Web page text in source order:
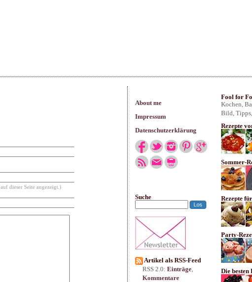
About me
Impressum
Datenschutzerklärung
Suche
Artikel als RSS-Feed
RSS 2.0: Einträge,
Kommentare
auf dieser Seite angezeigt.)
Fool for
Kochen,
Bild,
Rezepte
Sommer-
Rezepte
Party-
Die besten